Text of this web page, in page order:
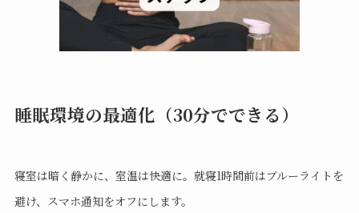
睡眠環境の最適化（30分でできる）
寝室は暗く静かに、室温は快適に。就寝1時間前はブルーライトを
避け、スマホ通知をオフにします。